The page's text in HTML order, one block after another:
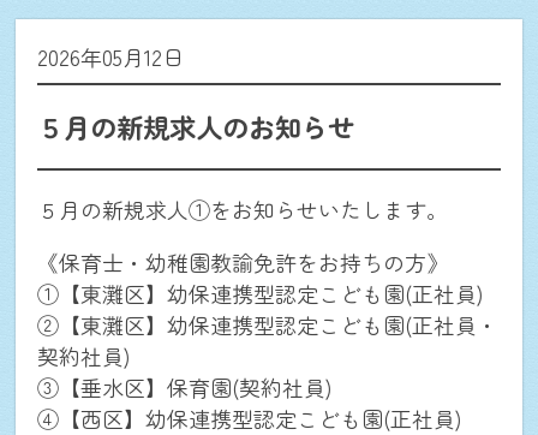
2026年05月12日
５月の新規求人のお知らせ
５月の新規求人①をお知らせいたします。
《保育士・幼稚園教諭免許をお持ちの方》
①【東灘区】幼保連携型認定こども園(正社員)
②【東灘区】幼保連携型認定こども園(正社員・
契約社員)
③【垂水区】保育園(契約社員)
④【西区】幼保連携型認定こども園(正社員)